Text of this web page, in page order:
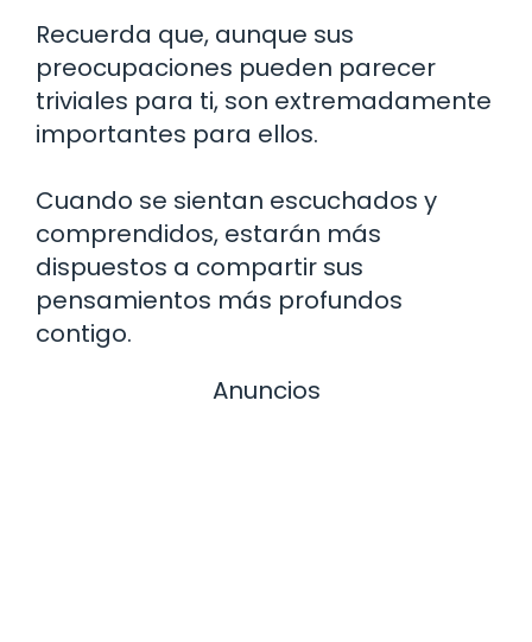
Recuerda que, aunque sus
preocupaciones pueden parecer
triviales para ti, son extremadamente
importantes para ellos.
Cuando se sientan escuchados y
comprendidos, estarán más
dispuestos a compartir sus
pensamientos más profundos
contigo.
Anuncios